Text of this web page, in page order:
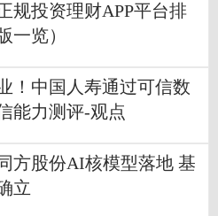
规投资理财APP平台排
一览）
！中国人寿通过可信数
能力测评-观点
方股份AI核模型落地 基
立